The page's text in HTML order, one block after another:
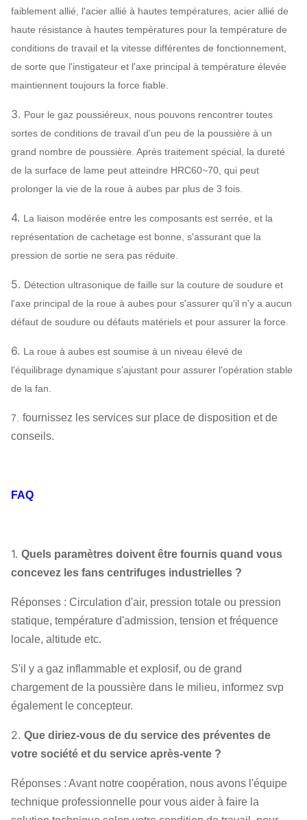
Ventilateur
centrifuge
Système
configuration
chinoise…
Peut
assigner
Roue à aubes
Q235, Q345,
SS304, SS316,
HG785, DB685…
Enveloppe, cône
d'entrée d'air,
Amortisseur
d'entrée d'air
SS304, SS316,
HG785, DB685…
Axe principal
acier 45# (acier de
haute résistance
de carbone),
42CrMo, acier
inoxydable…
Rapport
SÈCHE, SKF, NSK,
ZWZ…
Ventilateur
centrifuge
compensateur de canalisation de silencieux,
d'admission et de débouché,
amortisseur, déclencheur électrique, isolant de
faiblement allié, l'acier allié à hautes températures, acier allié de
haute résistance à hautes températures pour la température de
conditions de travail et la vitesse différentes de fonctionnement,
de sorte que l'instigateur et l'axe principal à température élevée
maintiennent toujours la force fiable.
3. Pour le gaz poussiéreux, nous pouvons rencontrer toutes
sortes de conditions de travail d'un peu de la poussière à un
grand nombre de poussière. Après traitement spécial, la dureté
de la surface de lame peut atteindre HRC60~70, qui peut
prolonger la vie de la roue à aubes par plus de 3 fois.
4. La liaison modérée entre les composants est serrée, et la
représentation de cachetage est bonne, s'assurant que la
pression de sortie ne sera pas réduite.
5. Détection ultrasonique de faille sur la couture de soudure et
l'axe principal de la roue à aubes pour s'assurer qu'il n'y a aucun
défaut de soudure ou défauts matériels et pour assurer la force.
6. La roue à aubes est soumise à un niveau élevé de
l'équilibrage dynamique s'ajustant pour assurer l'opération stable
de la fan.
7.
fournissez les services sur place de disposition et de
conseils.
FAQ
1. Quels paramètres doivent être fournis quand vous
concevez les fans centrifuges industrielles ?
Réponses : Circulation d'air, pression totale ou pression
statique, température d'admission, tension et fréquence
locale, altitude etc.
S'il y a gaz inflammable et explosif, ou de grand
chargement de la poussière dans le milieu, informez svp
également le concepteur.
2. Que diriez-vous de du service des préventes de
votre société et du service après-vente ?
Réponses : Avant notre coopération, nous avons l'équipe
technique professionnelle pour vous aider à faire la